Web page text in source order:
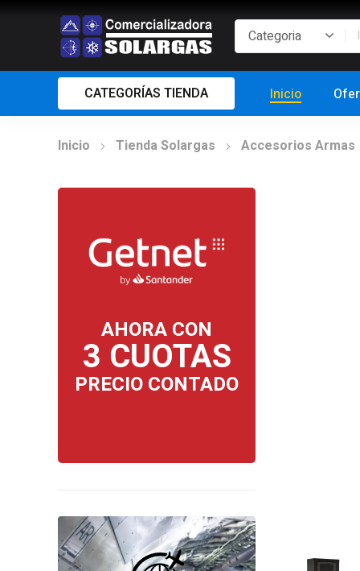
CATEGORÍAS TIENDA Inicio
Inicio Tienda Solargas Accesorios Armas
AHORA CON
3 CUOTAS
PRECIO CONTADO